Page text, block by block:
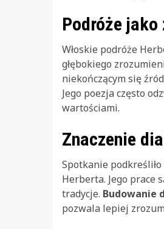
Podróże
Włoskie podróże
głębokiego
niekończącym się
Jego poezja często
wartościami.
Znaczenie
Spotkanie
Herberta. Jego prace
tradycje. Budowanie
pozwala lepiej